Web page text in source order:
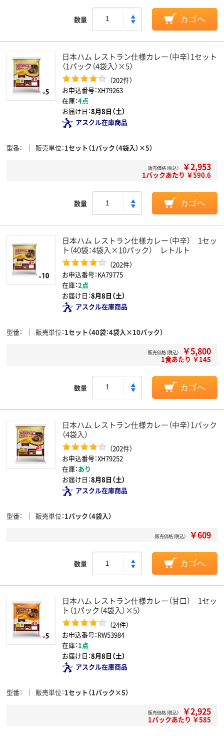
数量 カゴへ
日本ハム レストラン仕様カレー（中辛）1セット
（1パック（4袋入）×5）
（202件）
お申込番号：XH79263
在庫：4点
お届け日：8月8日（土）
アスクル在庫商品
型番 販売単位 1セット（1パック（4袋入）×5）
販売価格（税込） ￥2,953
1パックあたり ￥590.6
数量 カゴへ
日本ハム レストラン仕様カレー（中辛） 1セッ
ト（40袋：4袋入×10パック） レトルト
（202件）
お申込番号：KA79775
在庫：2点
お届け日：8月8日（土）
アスクル在庫商品
型番 販売単位 1セット（40袋：4袋入×10パック）
販売価格（税込） ￥5,800
1食あたり ￥145
数量 カゴへ
日本ハム レストラン仕様カレー（中辛）1パック
（4袋入）
（202件）
お申込番号：XH79252
在庫：あり
お届け日：8月8日（土）
アスクル在庫商品
型番 販売単位 1パック（4袋入）
販売価格（税込） ￥609
数量 カゴへ
日本ハム レストラン仕様カレー（甘口） 1セッ
ト（1パック（4袋入）×5）
（24件）
お申込番号：RW53984
在庫：1点
お届け日：8月8日（土）
アスクル在庫商品
型番 販売単位 1セット（1パック×5）
販売価格（税込） ￥2,925
1パックあたり ￥585